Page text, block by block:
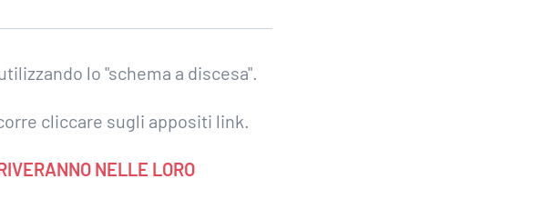
lo "schema a discesa".
cliccare sugli appositi link.
NELLE LORO